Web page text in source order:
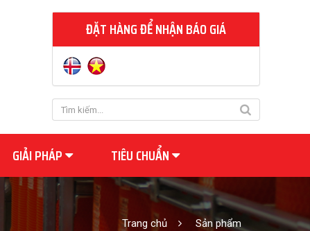
ĐẶT HÀNG ĐỂ NHẬN BÁO GIÁ
GIẢI PHÁP TIÊU CHUẨN
Trang chủ Sản phẩm